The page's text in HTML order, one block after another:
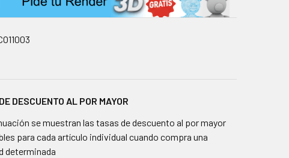
DESCUENTO AL POR MAYOR
se muestran las tasas de descuento al por mayor
para cada artículo individual cuando compra una
determinada